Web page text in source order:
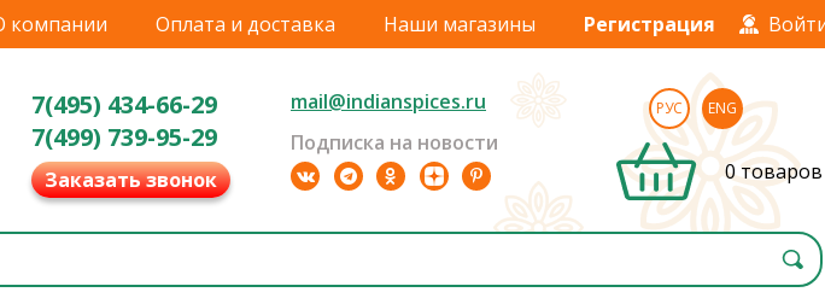
компании Оплата и доставка Наши магазины Регистрация
7(495) 434-66-29
7(499) 739-95-29
Заказать звонок
mail@indianspices.ru
Подписка на новости
РУС ENG
0 товаров